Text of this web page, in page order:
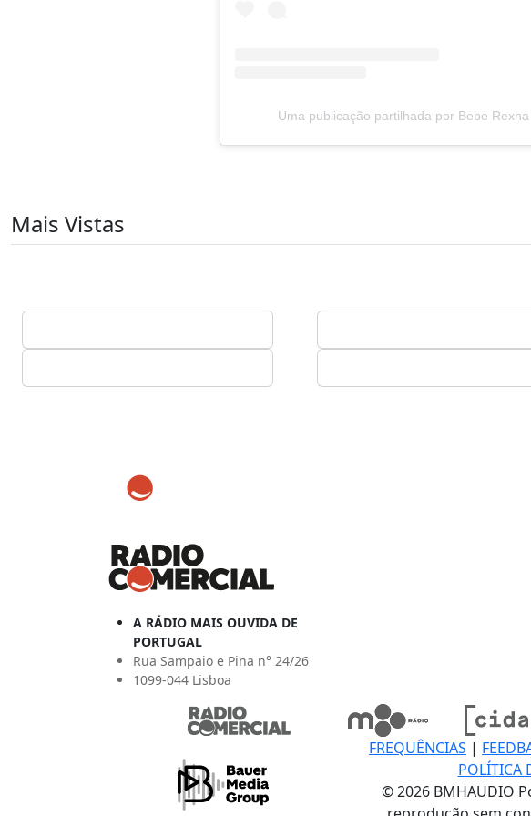
Uma publicação partilhada por Bebe
Mais Vistas
A RÁDIO MAIS OUVIDA DE
PORTUGAL
Rua Sampaio e Pina n° 24/26
1099-044 Lisboa
FREQUÊNCIAS |
POLÍTICA
© 2026 BMHAUDIO